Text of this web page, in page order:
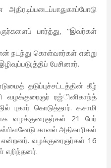
பார்த்து, ‘‘இவர்கள்
நடந்து கொள்வார்கள் என்று
பேசினார்.
தடுப்புச்சட்டத்தின் கீழ்
வழக்குரைஞர் ரஜ்ினிகாந்த்
கொடுத்தார். சு.சாமி
வழக்குரைஞர்கள் 21 பேர்
காவல் அதிகாரிகள்
வழக்குரைஞர்கள் 16
எறிந்தனர்.